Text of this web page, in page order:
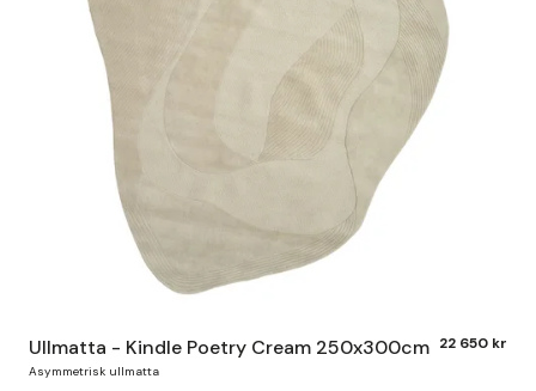
Ullmatta - Kindle Poetry Cream 250x300cm 22 650 kr
Asymmetrisk ullmatta